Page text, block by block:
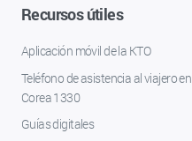
Recursos útiles
Aplicación móvil de la KTO
Teléfono de asistencia al viajero en
Corea 1330
Guías digitales